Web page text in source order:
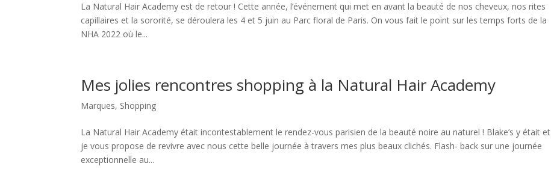
La Natural Hair Academy est de retour ! Cette année, l’événement qui met en avant la beauté de nos cheveux, nos rites
capillaires et la sororité, se déroulera les 4 et 5 juin au Parc floral de Paris. On vous fait le point sur les temps forts de la
NHA 2022 où le...
Mes jolies rencontres shopping à la Natural Hair Academy
Marques, Shopping
La Natural Hair Academy était incontestablement le rendez-vous parisien de la beauté noire au naturel ! Blake’s y était et
je vous propose de revivre avec nous cette belle journée à travers mes plus beaux clichés. Flash- back sur une journée
exceptionnelle au...